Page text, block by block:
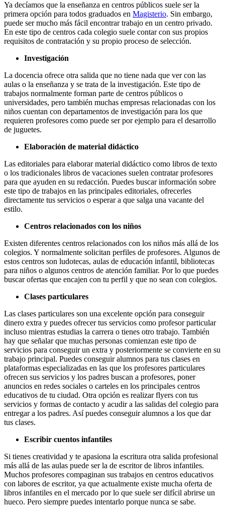
Ya decíamos que la enseñanza en centros públicos suele ser la
primera opción para todos graduados en Magisterio. Sin embargo,
puede ser mucho más fácil encontrar trabajo en un centro privado.
En este tipo de centros cada colegio suele contar con sus propios
requisitos de contratación y su propio proceso de selección.
Investigación
La docencia ofrece otra salida que no tiene nada que ver con las
aulas o la enseñanza y se trata de la investigación. Este tipo de
trabajos normalmente forman parte de centros públicos o
universidades, pero también muchas empresas relacionadas con los
niños cuentan con departamentos de investigación para los que
requieren profesores como puede ser por ejemplo para el desarrollo
de juguetes.
Elaboración de material didáctico
Las editoriales para elaborar material didáctico como libros de texto
o los tradicionales libros de vacaciones suelen contratar profesores
para que ayuden en su redacción. Puedes buscar información sobre
este tipo de trabajos en las principales editoriales, ofrecerles
directamente tus servicios o esperar a que salga una vacante del
estilo.
Centros relacionados con los niños
Existen diferentes centros relacionados con los niños más allá de los
colegios. Y normalmente solicitan perfiles de profesores. Algunos de
estos centros son ludotecas, aulas de educación infantil, bibliotecas
para niños o algunos centros de atención familiar. Por lo que puedes
buscar ofertas que encajen con tu perfil y que no sean con colegios.
Clases particulares
Las clases particulares son una excelente opción para conseguir
dinero extra y puedes ofrecer tus servicios como profesor particular
incluso mientras estudias la carrera o tienes otro trabajo. También
hay que señalar que muchas personas comienzan este tipo de
servicios para conseguir un extra y posteriormente se convierte en su
trabajo principal. Puedes conseguir alumnos para tus clases en
plataformas especializadas en las que los profesores particulares
ofrecen sus servicios y los padres buscan a profesores, poner
anuncios en redes sociales o carteles en los principales centros
educativos de tu ciudad. Otra opción es realizar flyers con tus
servicios y formas de contacto y acudir a las salidas del colegio para
entregar a los padres. Así puedes conseguir alumnos a los que dar
tus clases.
Escribir cuentos infantiles
Si tienes creatividad y te apasiona la escritura otra salida profesional
más allá de las aulas puede ser la de escritor de libros infantiles.
Muchos profesores compaginan sus trabajos en centros educativos
con labores de escritor, ya que actualmente existe mucha oferta de
libros infantiles en el mercado por lo que suele ser difícil abrirse un
hueco. Pero siempre puedes intentarlo porque nunca se sabe.